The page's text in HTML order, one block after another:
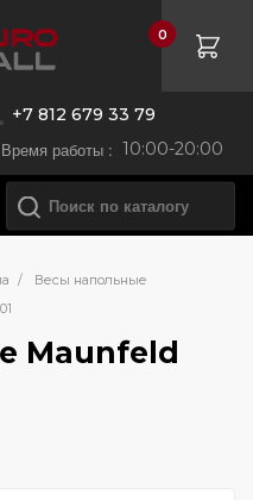
+7 812 679 33 79
Время работы : 10:00-20:00
0
/
Весы напольные
Maunfeld